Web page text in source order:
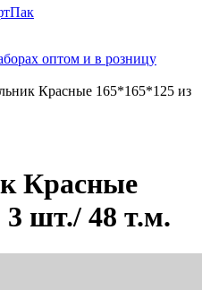
оптом и в розницу
Красные 165*165*125 из
Красные
3 шт./ 48 т.м.